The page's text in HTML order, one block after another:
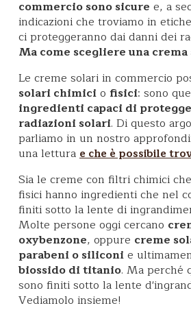
commercio sono sicure e, a
indicazioni che troviamo in
ci proteggeranno dai danni dei
Ma come scegliere una crema
Le creme solari in commercio
solari chimicio fisici: sono
ingredienti capaci di
radiazioni solari. Di questo
parliamo in un nostro
una lettura e che è possibile
Sia le creme con filtri chimici
fisici hanno ingredienti che nel
finiti sotto la lente di
Molte persone oggi cercano
oxybenzone, oppure creme
parabeni o siliconie
biossido di titanio. Ma perché
sono finiti sotto la lente
Vediamolo insieme!